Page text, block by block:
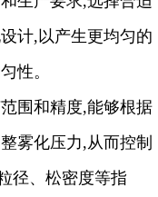
计,以产生更均匀的
性。
围和精度,能够根据
雾化压力,从而控制
径、松密度等指